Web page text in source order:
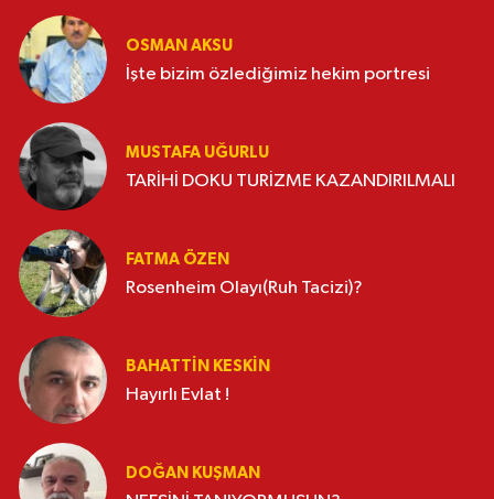
OSMAN AKSU
İşte bizim özlediğimiz hekim portresi
MUSTAFA UĞURLU
TARİHİ DOKU TURİZME KAZANDIRILMALI
FATMA ÖZEN
Rosenheim Olayı(Ruh Tacizi)?
BAHATTIN KESKİN
Hayırlı Evlat !
DOĞAN KUŞMAN